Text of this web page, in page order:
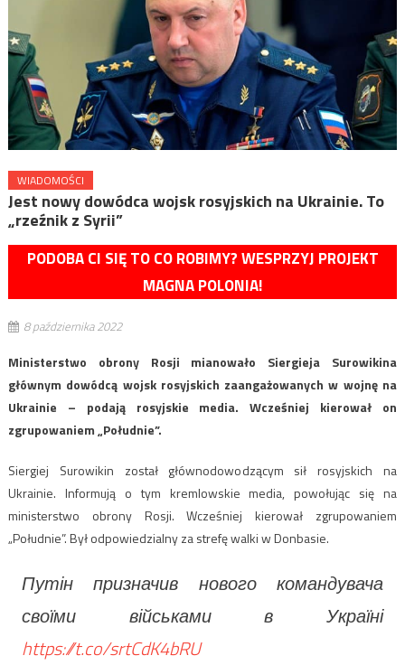
WIADOMOŚCI
Jest nowy dowódca wojsk rosyjskich na Ukrainie. To
„rzeźnik z Syrii”
PODOBA CI SIĘ TO CO ROBIMY? WESPRZYJ PROJEKT
MAGNA POLONIA!
8 października 2022
Ministerstwo obrony Rosji mianowało Siergieja Surowikina
głównym dowódcą wojsk rosyjskich zaangażowanych w wojnę na
Ukrainie – podają rosyjskie media. Wcześniej kierował on
zgrupowaniem „Południe”.
Siergiej Surowikin został głównodowodzącym sił rosyjskich na
Ukrainie. Informują o tym kremlowskie media, powołując się na
ministerstwo obrony Rosji. Wcześniej kierował zgrupowaniem
„Południe”. Był odpowiedzialny za strefę walki w Donbasie.
Путін призначив нового командувача
своїми військами в Україні
https://t.co/srtCdK4bRU